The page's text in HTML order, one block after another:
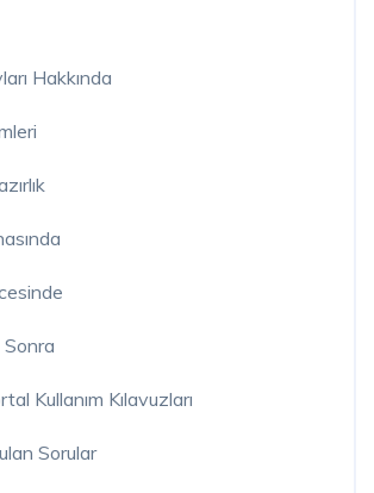
Hakkında
Sonra
Kullanım Kılavuzları
Sorular